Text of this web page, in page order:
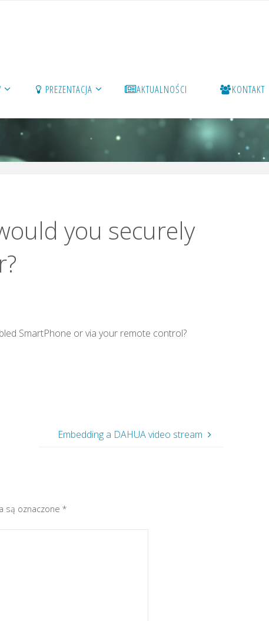
PREZENTACJA AKTUALNOŚCI KONTAKT
you securely
SmartPhone or via your remote control?
Embedding a DAHUA video stream
są oznaczone*